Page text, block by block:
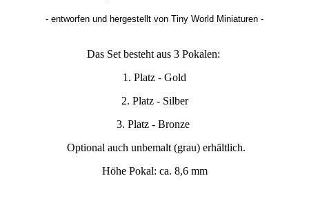
- entworfen und hergestellt von Tiny World Miniaturen -
Das Set besteht aus 3 Pokalen:
1. Platz - Gold
2. Platz - Silber
3. Platz - Bronze
Optional auch unbemalt (grau) erhältlich.
Höhe Pokal: ca. 8,6 mm